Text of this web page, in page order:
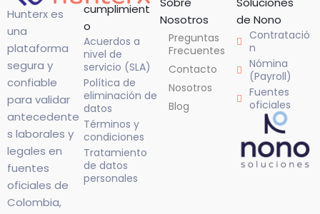
Hunterx es
una
plataforma
segura y
confiable
para validar
antecedente
s laborales y
legales en
fuentes
oficiales de
Colombia,
cumplimient
o
Acuerdos a
nivel de
servicio (SLA)
Política de
eliminación de
datos
Términos y
condiciones
Tratamiento
de datos
personales
Nosotros
Preguntas
Frecuentes
Contacto
Nosotros
Blog
de Nono
Contratació
n
Nómina
(Payroll)
Fuentes
oficiales